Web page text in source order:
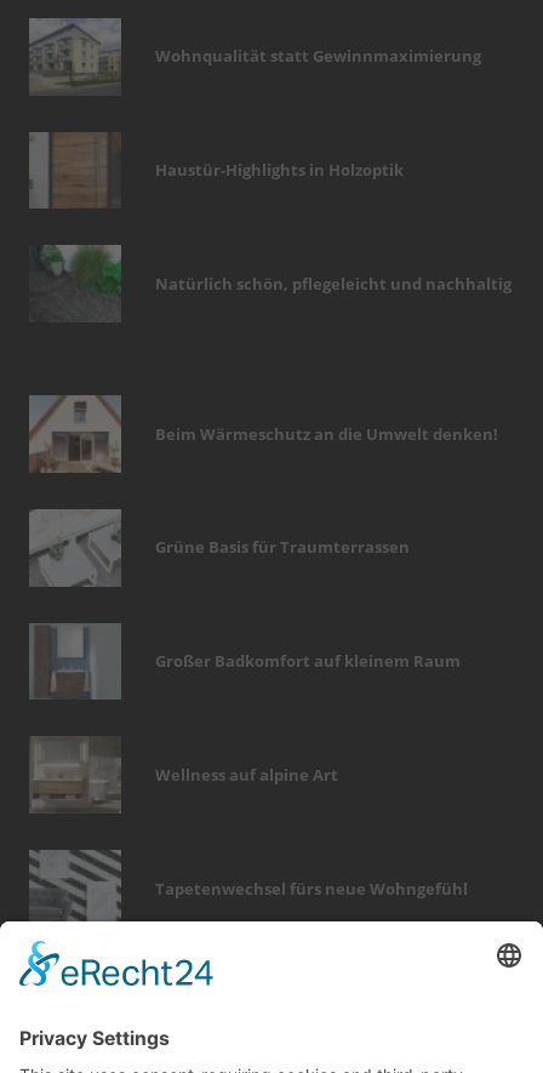
Wohnqualität statt Gewinnmaximierung
Haustür-Highlights in Holzoptik
Natürlich schön, pflegeleicht und nachhaltig
Beim Wärmeschutz an die Umwelt denken!
Grüne Basis für Traumterrassen
Großer Badkomfort auf kleinem Raum
Wellness auf alpine Art
Tapetenwechsel fürs neue Wohngefühl